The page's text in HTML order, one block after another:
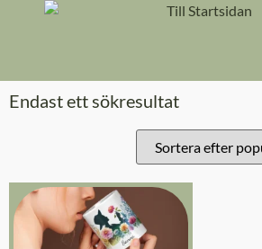
content
Endast ett sökresultat